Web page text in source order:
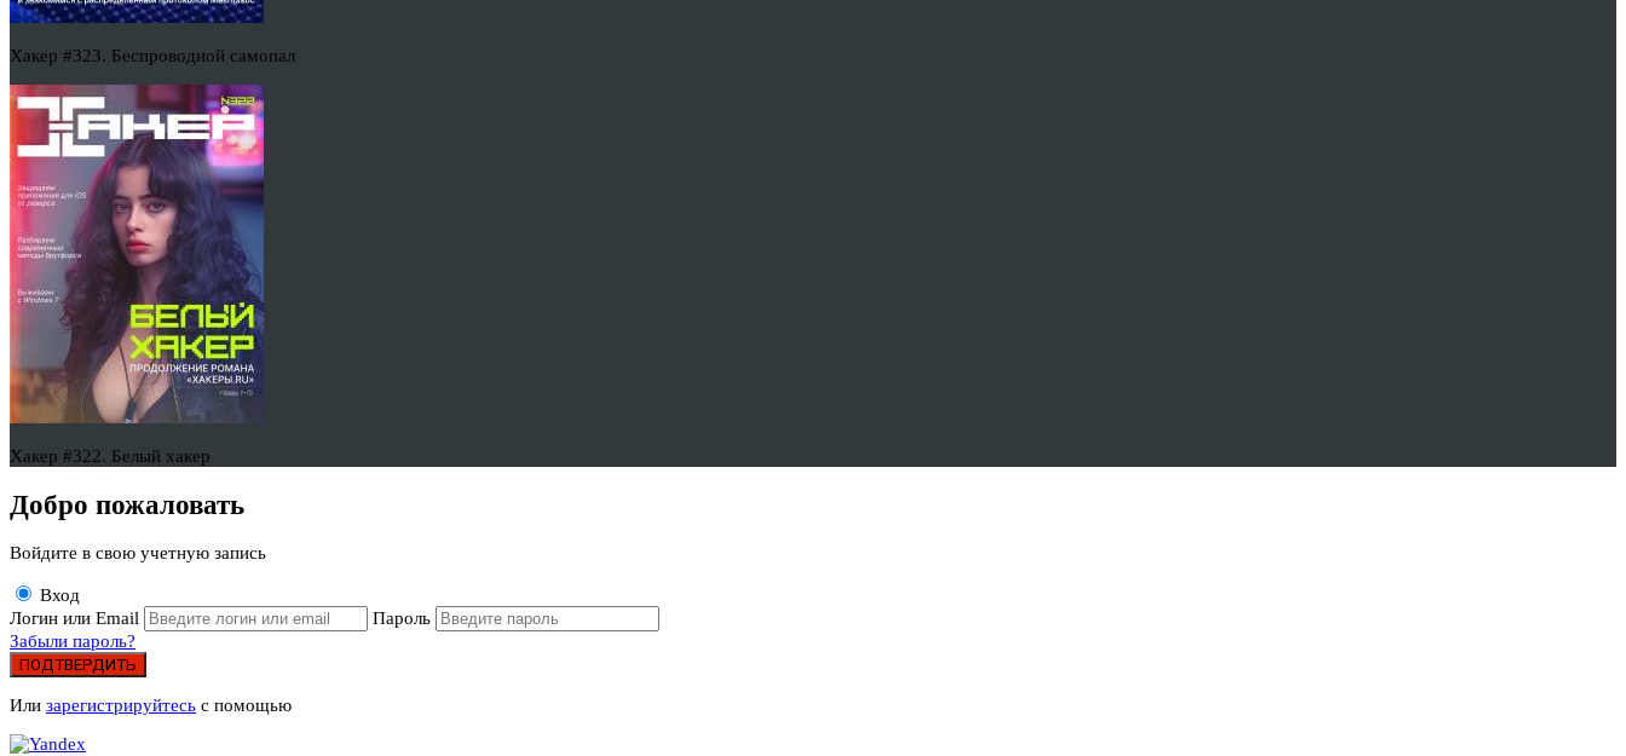
Хакер #323. Беспроводной самопал
Хакер #322. Белый хакер
Добро пожаловать
Войдите в свою учетную запись
Вход
Логин или Email
Пароль
Забыли пароль?
ПОДТВЕРДИТЬ
Или зарегистрируйтесь с помощью